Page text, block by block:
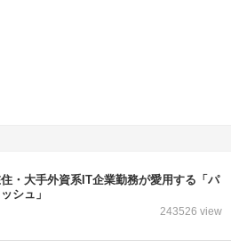
・大手外資系IT企業勤務が愛用する「パ
シュ」
243526 view